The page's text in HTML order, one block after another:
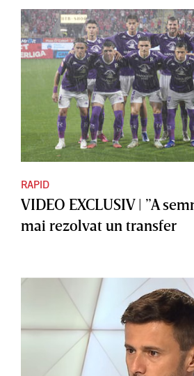
RAPID
VIDEO EXCLUSIV | ”A
mai rezolvat un transfer